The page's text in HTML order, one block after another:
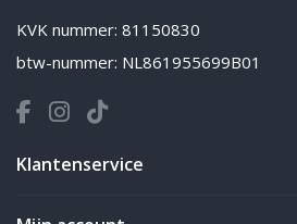
KVK nummer: 81150830
btw-nummer: NL861955699B01
Klantenservice